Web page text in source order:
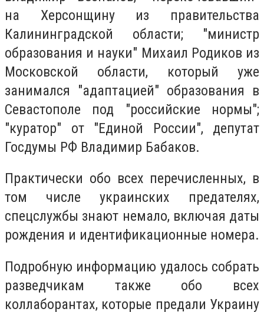
на Херсонщину из правительства
Калининградской области; "министр
образования и науки" Михаил Родиков из
Московской области, который уже
занимался "адаптацией" образования в
Севастополе под "российские нормы";
"куратор" от "Единой России", депутат
Госдумы РФ Владимир Бабаков.
Практически обо всех перечисленных, в
том числе украинских предателях,
спецслужбы знают немало, включая даты
рождения и идентификационные номера.
Подробную информацию удалось собрать
разведчикам также обо всех
коллаборантах, которые предали Украину